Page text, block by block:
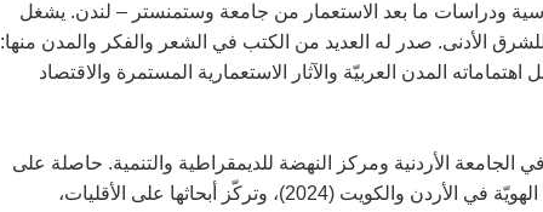
ودراسات ما بعد الاستعمار من جامعة وستمنستر – لندن. يشغل
الأدنى. صدر له العديد من الكتب في الشعر والفكر والمدن منها:
المدن العربيّة والآثار الاستعمارية المستمرة والاقتصاد
الأردنية ومركز النهضة للديمقراطية والتنمية. حاصلة على
الدكتوراه من جامعة لويس غويدو كارلي في روما. صدر لها كتاب بناء الهويّة في الأردن والكويت (2024)، وتركّز أبحاثها على الأقليات،